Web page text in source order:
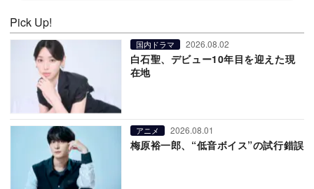
Pick Up!
国内ドラマ 2026.08.02
白石聖、デビュー10年目を迎えた現
在地
アニメ 2026.08.01
梅原裕一郎、“低音ボイス”の試行錯誤